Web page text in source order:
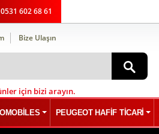
0531 602 68 61
Bize Ulaşın
için bizi arayın.
PEUGEOT HAFİF TİCARİ